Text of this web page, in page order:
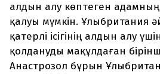
алдын алу көптеген адамның
қалуы мүмкін. Ұлыбритания
қатерлі ісігінің алдын алу
қолдануды мақұлдаған
Анастрозол бұрын